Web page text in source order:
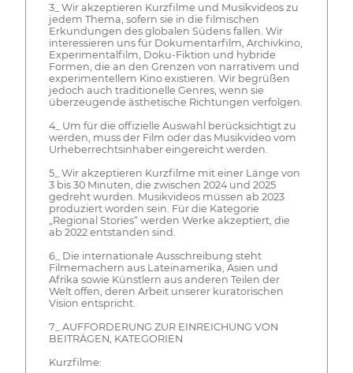
3_ Wir akzeptieren Kurzfilme und Musikvideos zu
jedem Thema, sofern sie in die filmischen
Erkundungen des globalen Südens fallen. Wir
interessieren uns für Dokumentarfilm, Archivkino,
Experimentalfilm, Doku-Fiktion und hybride
Formen, die an den Grenzen von narrativem und
experimentellem Kino existieren. Wir begrüßen
jedoch auch traditionelle Genres, wenn sie
überzeugende ästhetische Richtungen verfolgen.
4_ Um für die offizielle Auswahl berücksichtigt zu
werden, muss der Film oder das Musikvideo vom
Urheberrechtsinhaber eingereicht werden.
5_ Wir akzeptieren Kurzfilme mit einer Länge von
3 bis 30 Minuten, die zwischen 2024 und 2025
gedreht wurden. Musikvideos müssen ab 2023
produziert worden sein. Für die Kategorie
„Regional Stories“ werden Werke akzeptiert, die
ab 2022 entstanden sind.
6_ Die internationale Ausschreibung steht
Filmemachern aus Lateinamerika, Asien und
Afrika sowie Künstlern aus anderen Teilen der
Welt offen, deren Arbeit unserer kuratorischen
Vision entspricht.
7_ AUFFORDERUNG ZUR EINREICHUNG VON
BEITRÄGEN, KATEGORIEN
Kurzfilme: